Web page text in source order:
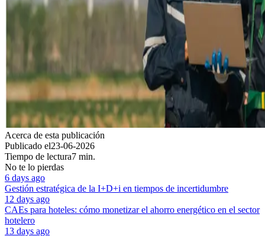
Acerca de esta publicación
Publicado el23-06-2026
Tiempo de lectura7 min.
No te lo pierdas
6 days ago
Gestión estratégica de la I+D+i en tiempos de incertidumbre
12 days ago
CAEs para hoteles: cómo monetizar el ahorro energético en el sector
hotelero
13 days ago